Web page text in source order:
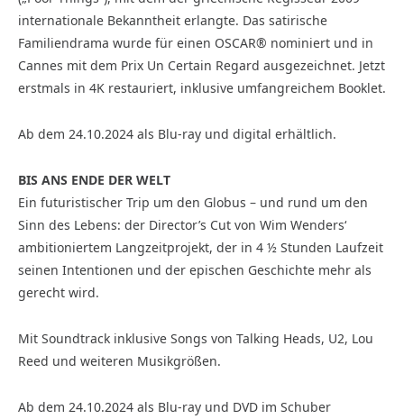
internationale Bekanntheit erlangte. Das satirische
Familiendrama wurde für einen OSCAR® nominiert und in
Cannes mit dem Prix Un Certain Regard ausgezeichnet. Jetzt
erstmals in 4K restauriert, inklusive umfangreichem Booklet.
Ab dem 24.10.2024 als Blu-ray und digital erhältlich.
BIS ANS ENDE DER WELT
Ein futuristischer Trip um den Globus – und rund um den
Sinn des Lebens: der Director’s Cut von Wim Wenders‘
ambitioniertem Langzeitprojekt, der in 4 ½ Stunden Laufzeit
seinen Intentionen und der epischen Geschichte mehr als
gerecht wird.
Mit Soundtrack inklusive Songs von Talking Heads, U2, Lou
Reed und weiteren Musikgrößen.
Ab dem 24.10.2024 als Blu-ray und DVD im Schuber